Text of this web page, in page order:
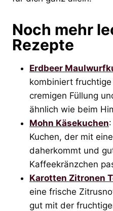
Noch mehr
Rezepte
Erdbeer
kombiniert
cremigen Füllung
ähnlich wie beim
Mohn Käsekuchen
Kuchen, der mit
daherkommt und
Kaffeekränzchen
Karotten Zitronen
eine frische
gut mit der